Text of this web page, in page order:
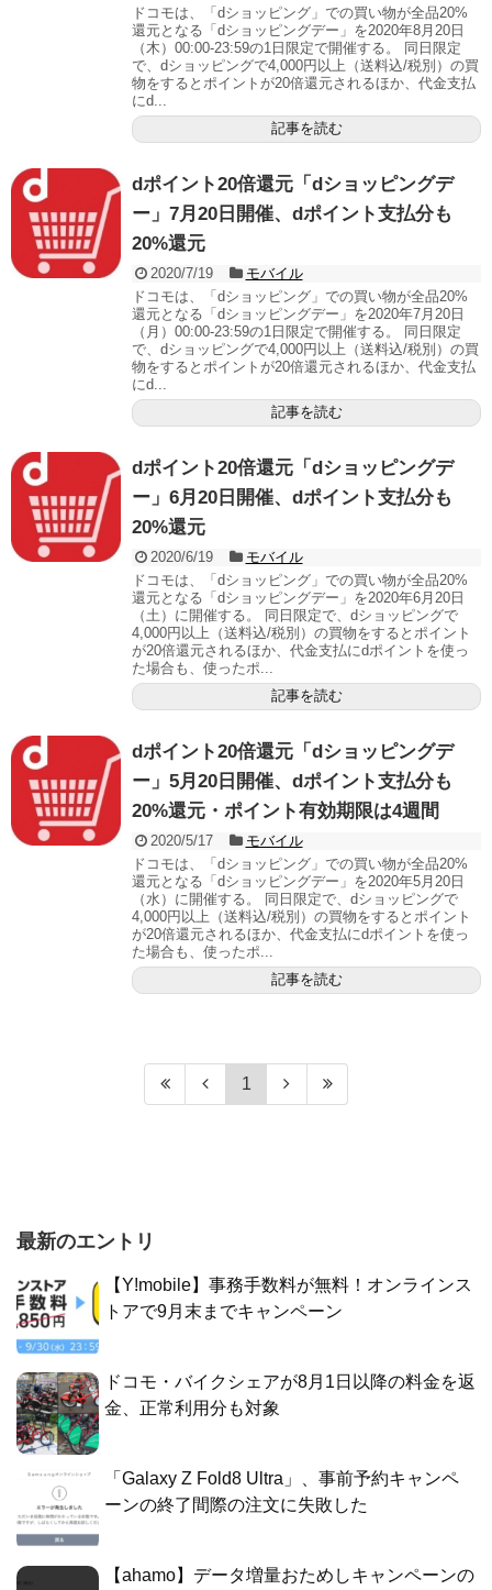
ドコモは、「dショッピング」での買い物が全品20%
還元となる「dショッピングデー」を2020年8月20日
（木）00:00-23:59の1日限定で開催する。 同日限定
で、dショッピングで4,000円以上（送料込/税別）の買
物をするとポイントが20倍還元されるほか、代金支払
にd...
記事を読む
dポイント20倍還元「dショッピングデ
ー」7月20日開催、dポイント支払分も
20%還元
2020/7/19
モバイル
ドコモは、「dショッピング」での買い物が全品20%
還元となる「dショッピングデー」を2020年7月20日
（月）00:00-23:59の1日限定で開催する。 同日限定
で、dショッピングで4,000円以上（送料込/税別）の買
物をするとポイントが20倍還元されるほか、代金支払
にd...
記事を読む
dポイント20倍還元「dショッピングデ
ー」6月20日開催、dポイント支払分も
20%還元
2020/6/19
モバイル
ドコモは、「dショッピング」での買い物が全品20%
還元となる「dショッピングデー」を2020年6月20日
（土）に開催する。 同日限定で、dショッピングで
4,000円以上（送料込/税別）の買物をするとポイント
が20倍還元されるほか、代金支払にdポイントを使っ
た場合も、使ったポ...
記事を読む
dポイント20倍還元「dショッピングデ
ー」5月20日開催、dポイント支払分も
20%還元・ポイント有効期限は4週間
2020/5/17
モバイル
ドコモは、「dショッピング」での買い物が全品20%
還元となる「dショッピングデー」を2020年5月20日
（水）に開催する。 同日限定で、dショッピングで
4,000円以上（送料込/税別）の買物をするとポイント
が20倍還元されるほか、代金支払にdポイントを使っ
た場合も、使ったポ...
記事を読む
1
最新のエントリ
【Y!mobile】事務手数料が無料！オンラインス
トアで9月末までキャンペーン
ドコモ・バイクシェアが8月1日以降の料金を返
金、正常利用分も対象
「Galaxy Z Fold8 Ultra」、事前予約キャンペ
ーンの終了間際の注文に失敗した
【ahamo】データ増量おためしキャンペーンの